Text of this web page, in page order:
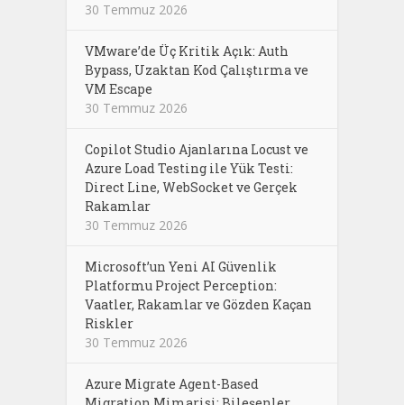
30 Temmuz 2026
VMware’de Üç Kritik Açık: Auth
Bypass, Uzaktan Kod Çalıştırma ve
VM Escape
30 Temmuz 2026
Copilot Studio Ajanlarına Locust ve
Azure Load Testing ile Yük Testi:
Direct Line, WebSocket ve Gerçek
Rakamlar
30 Temmuz 2026
Microsoft’un Yeni AI Güvenlik
Platformu Project Perception:
Vaatler, Rakamlar ve Gözden Kaçan
Riskler
30 Temmuz 2026
Azure Migrate Agent-Based